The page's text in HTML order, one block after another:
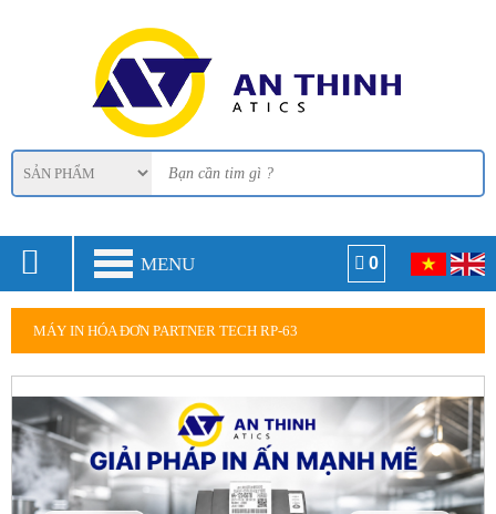
MENU 0
MÁY IN HÓA ĐƠN PARTNER TECH RP-63